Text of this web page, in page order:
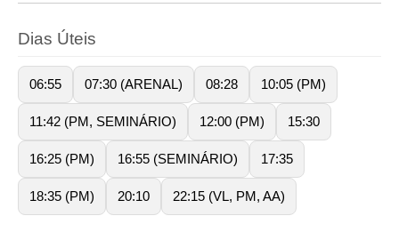
Dias Úteis
06:55 07:30 (ARENAL) 08:28 10:05 (PM)
11:42 (PM, SEMINÁRIO) 12:00 (PM) 15:30
16:25 (PM) 16:55 (SEMINÁRIO) 17:35
18:35 (PM) 20:10 22:15 (VL, PM, AA)